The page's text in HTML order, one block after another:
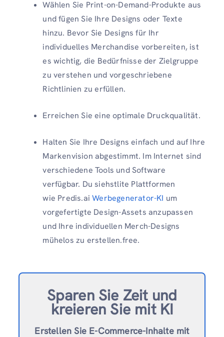
Wählen Sie Print-on-Demand-Produkte aus
und fügen Sie Ihre Designs oder Texte
hinzu. Bevor Sie Designs für Ihr
individuelles Merchandise vorbereiten, ist
es wichtig, die Bedürfnisse der Zielgruppe
zu verstehen und vorgeschriebene
Richtlinien zu erfüllen.
Erreichen Sie eine optimale Druckqualität.
Halten Sie Ihre Designs einfach und auf Ihre
Markenvision abgestimmt. Im Internet sind
verschiedene Tools und Software
verfügbar. Du siehstlite Plattformen
wie Predis.aiWerbegenerator-KI um
vorgefertigte Design-Assets anzupassen
und Ihre individuellen Merch-Designs
mühelos zu erstellen.free.
Sparen Sie Zeit und
kreieren Sie mit KI
Erstellen Sie E-Commerce-Inhalte mit